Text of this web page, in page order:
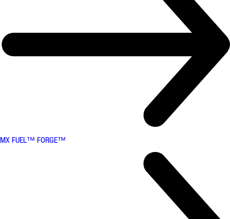
MX FUEL™ FORGE™